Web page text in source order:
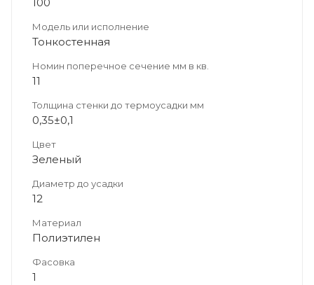
100
Модель или исполнение
Тонкостенная
Номин поперечное сечение мм в кв.
11
Толщина стенки до термоусадки мм
0,35±0,1
Цвет
Зеленый
Диаметр до усадки
12
Материал
Полиэтилен
Фасовка
1